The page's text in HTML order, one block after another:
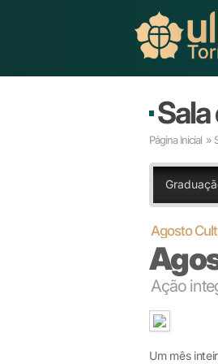
Página Inicial »
Agosto
Ação
Um mês